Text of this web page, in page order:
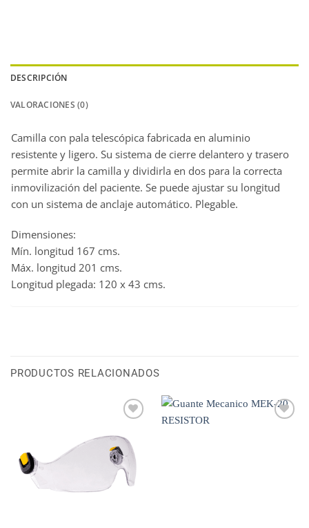
DESCRIPCIÓN
VALORACIONES (0)
Camilla con pala telescópica fabricada en aluminio
resistente y ligero. Su sistema de cierre delantero y trasero
permite abrir la camilla y dividirla en dos para la correcta
inmovilización del paciente. Se puede ajustar su longitud
con un sistema de anclaje automático. Plegable.
Dimensiones:
Mín. longitud 167 cms.
Máx. longitud 201 cms.
Longitud plegada: 120 x 43 cms.
PRODUCTOS RELACIONADOS